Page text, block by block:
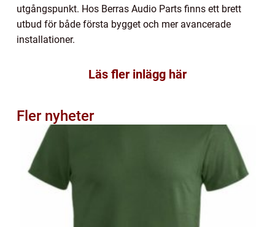
utgångspunkt. Hos Berras Audio Parts finns ett brett
utbud för både första bygget och mer avancerade
installationer.
Läs fler inlägg här
Fler nyheter